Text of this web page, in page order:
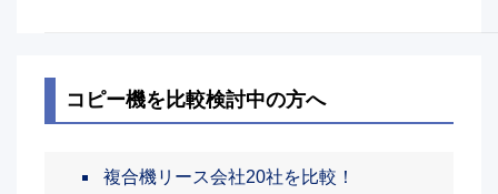
コピー機を比較検討中の方へ
複合機リース会社20社を比較！